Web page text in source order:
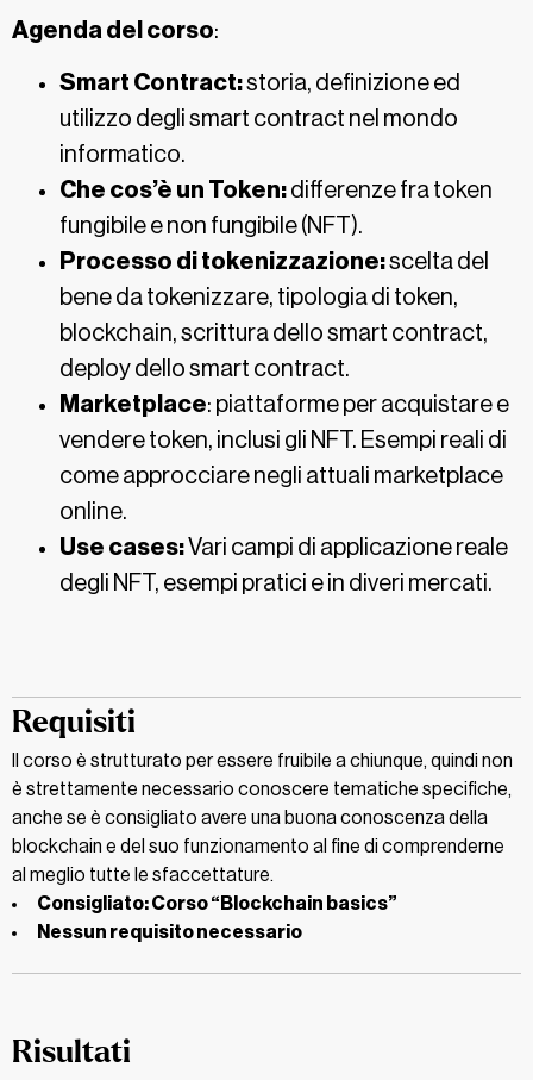
Agenda del corso:
Smart Contract:storia, definizione ed
utilizzo degli smart contract nel mondo
informatico.
Che cos’è un Token: differenze fra token
fungibile e non fungibile (NFT).
Processo di tokenizzazione:scelta del
bene da tokenizzare, tipologia di token,
blockchain, scrittura dello smart contract,
deploy dello smart contract.
Marketplace: piattaforme per acquistare e
vendere token, inclusi gli NFT. Esempi reali di
come approcciare negli attuali marketplace
online.
Use cases:Vari campi di applicazione reale
degli NFT, esempi pratici e in diveri mercati.
Requisiti
Il corso è strutturato per essere fruibile a chiunque, quindi non
è strettamente necessario conoscere tematiche specifiche,
anche se è consigliato avere una buona conoscenza della
blockchain e del suo funzionamento al fine di comprenderne
al meglio tutte le sfaccettature.
Consigliato: Corso “Blockchain basics”
Nessun requisito necessario
Risultati